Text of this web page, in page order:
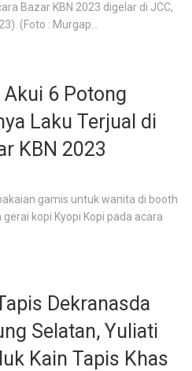
Bazar KBN 2023 digelar di JCC,
(Foto : Murgap...
6 Potong
Laku Terjual di
KBN 2023
gamis untuk wanita di booth
kopi Kyopi Kopi pada acara
Dekranasda
Selatan, Yuliati
Kain Tapis Khas